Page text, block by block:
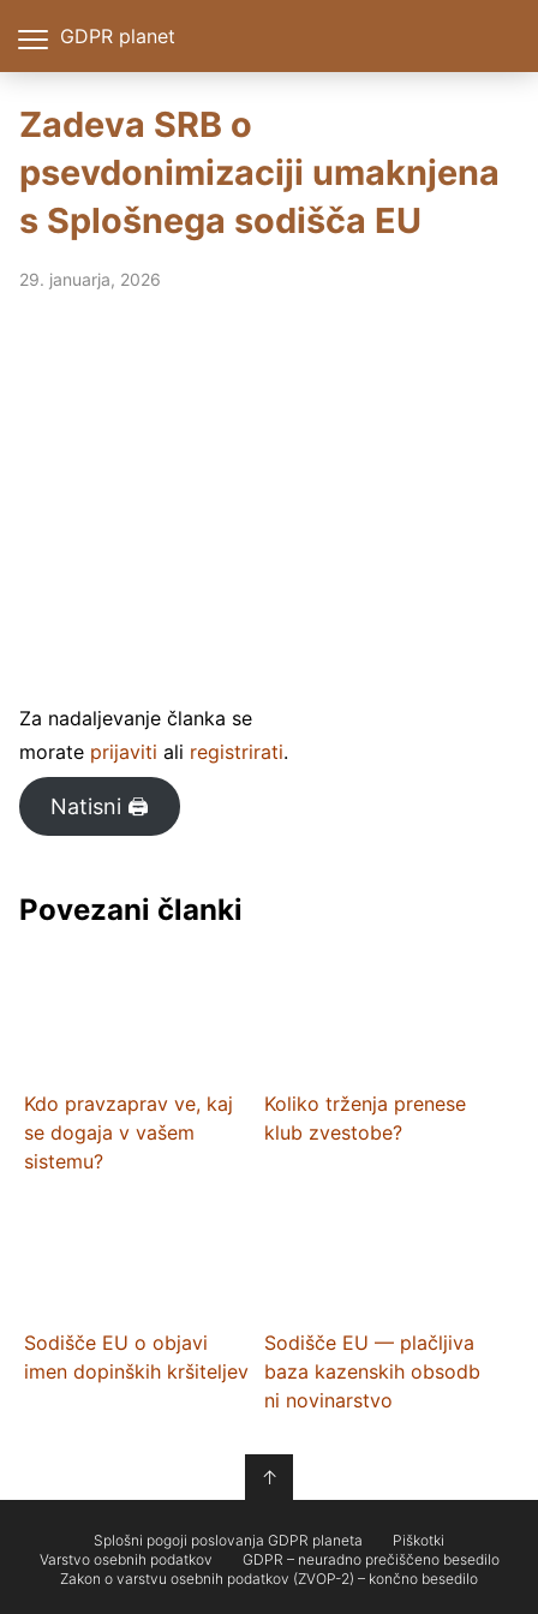
GDPR planet
Zadeva SRB o
psevdonimizaciji umaknjena
s Splošnega sodišča EU
29. januarja, 2026
Za nadaljevanje članka se
morate prijaviti ali registrirati.
Natisni 🖨
Povezani članki
Kdo pravzaprav ve, kaj
se dogaja v vašem
sistemu?
Koliko trženja prenese
klub zvestobe?
Sodišče EU o objavi
imen dopinških kršiteljev
Sodišče EU — plačljiva
baza kazenskih obsodb
ni novinarstvo
↑
Splošni pogoji poslovanja GDPR planeta
Piškotki
Varstvo osebnih podatkov
GDPR – neuradno prečiščeno besedilo
Zakon o varstvu osebnih podatkov (ZVOP-2) – končno besedilo